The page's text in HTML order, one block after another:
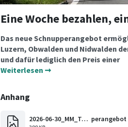
Das neue Schnupperangebot
Luzern, Obwalden und Nidwalden
und dafür lediglich den Preis einer
Weiterlesen ➞